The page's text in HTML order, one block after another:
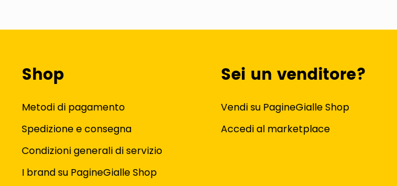
Shop
Metodi di pagamento
Spedizione e consegna
Condizioni generali di servizio
I brand su PagineGialle Shop
Sei un venditore?
Vendi su PagineGialle Shop
Accedi al marketplace